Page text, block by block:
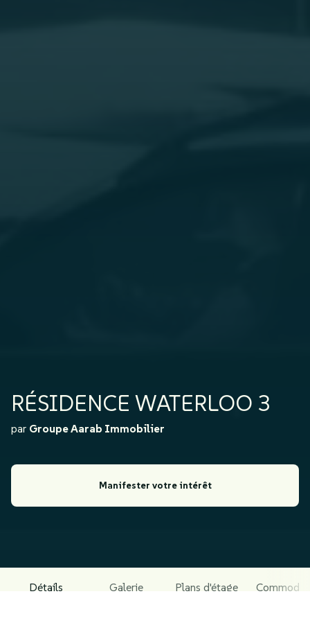
RÉSIDENCE WATERLOO 3
par Groupe Aarab Immobilier
Manifester votre intérêt
Détails Galerie Plans d'étage